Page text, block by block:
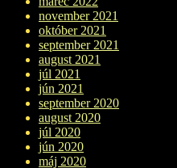
november 2021
október 2021
september 2021
august 2021
júl 2021
jún 2021
september 2020
august 2020
júl 2020
jún 2020
máj 2020